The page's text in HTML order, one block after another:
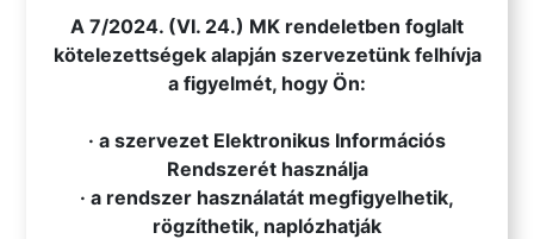
A 7/2024. (VI. 24.) MK rendeletben foglalt
kötelezettségek alapján szervezetünk felhívja
a figyelmét, hogy Ön:
· a szervezet Elektronikus Információs
Rendszerét használja
· a rendszer használatát megfigyelhetik,
rögzíthetik, naplózhatják